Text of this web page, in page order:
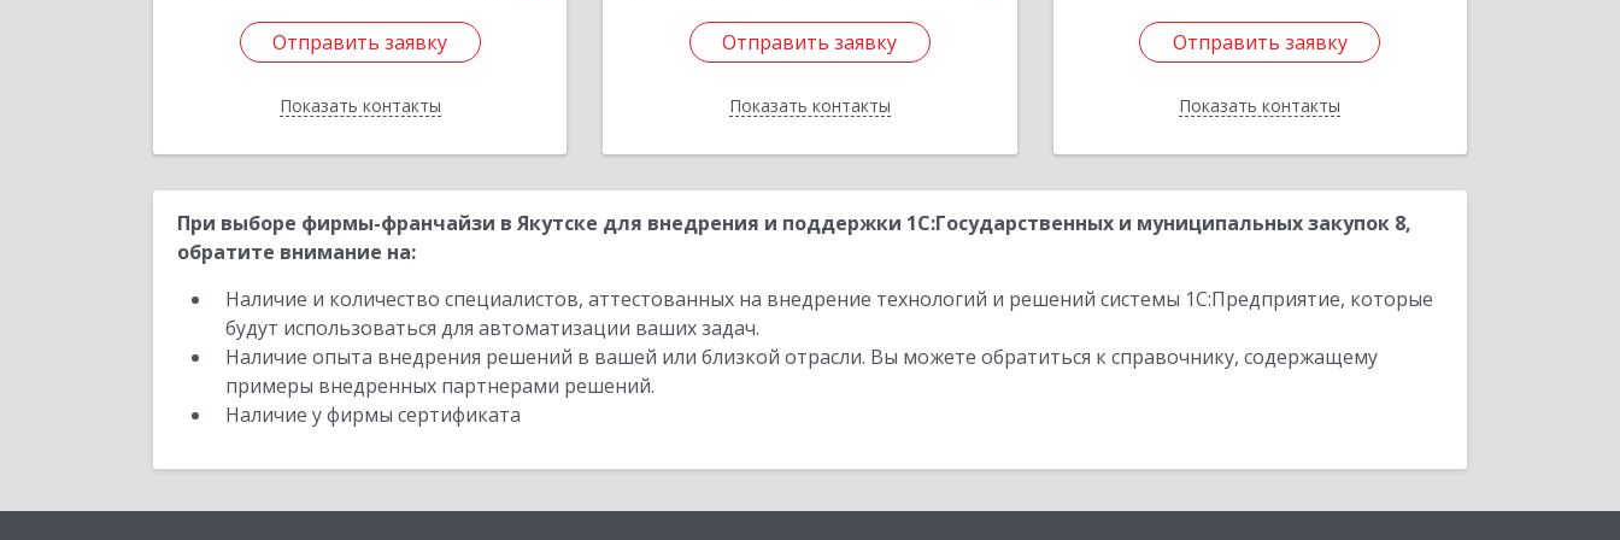
Отправить заявку
Показать контакты
Отправить заявку
Назад
Отправить заявку
Показать контакты
Отправить заявку
Назад
Отправить заявку
Показать контакты
Отправить заявку
Назад
При выборе фирмы-франчайзи в Якутске для внедрения и поддержки 1С:Государственных и муниципальных закупок 8,
обратите внимание на:
Наличие и количество специалистов, аттестованных на внедрение технологий и решений системы 1С:Предприятие, которые
будут использоваться для автоматизации ваших задач.
Наличие опыта внедрения решений в вашей или близкой отрасли. Вы можете обратиться к справочнику, содержащему
примеры внедренных партнерами решений.
Наличие у фирмы сертификата